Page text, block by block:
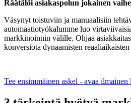
Räätälöi asiakaspolun jokainen vaihe
Väsynyt toistuviin ja manuaalisiin
automaatiotyökalumme luo
markkinoinnin välille. Ohjaa
konversiota dynaamisten
Tee ensimmäinen askel - avaa